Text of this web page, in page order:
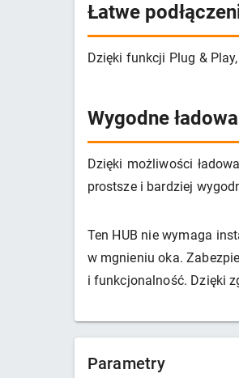
Łatwe
Dzięki funkcji Plug &
Wygodne
Dzięki możliwości
prostsze i bardziej
Ten HUB nie wymaga
w mgnieniu oka.
i funkcjonalność. Dzięki
Parametry